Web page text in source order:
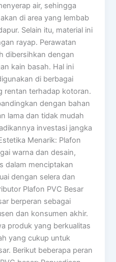
air, sehingga
di area yang lembab
Selain itu, material ini
rayap. Perawatan
dibersihkan dengan
kain basah. Hal ini
di berbagai
rentan terhadap kotoran.
dengan bahan
lama dan tidak mudah
investasi jangka
Menarik: Plafon
warna dan desain,
dalam menciptakan
dengan selera dan
Plafon PVC Besar
berperan sebagai
dan konsumen akhir.
produk yang berkualitas
yang cukup untuk
Berikut beberapa peran